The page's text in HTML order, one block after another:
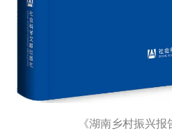
《湖南乡村振兴报